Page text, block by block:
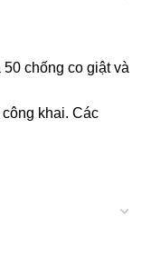
chống co giật và
khai. Các